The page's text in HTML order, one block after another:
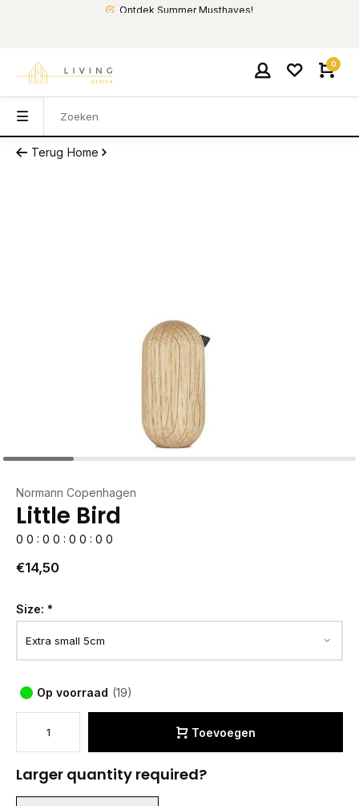
Ontdek Summer Musthaves!
0
Terug Home
Normann Copenhagen
Little Bird
0 0 : 0 0 : 0 0 : 0 0
€14,50
Size: *
Op voorraad (19)
Toevoegen
Larger quantity required?